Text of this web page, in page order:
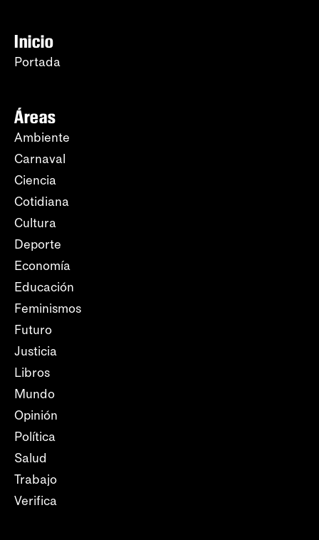
Inicio
Portada
Áreas
Ambiente
Carnaval
Ciencia
Cotidiana
Cultura
Deporte
Economía
Educación
Feminismos
Futuro
Justicia
Libros
Mundo
Opinión
Política
Salud
Trabajo
Verifica